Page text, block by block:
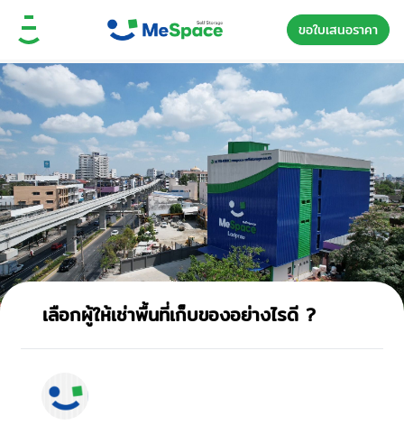
ขอใบเสนอราคา
เลือกผู้ให้เช่าพื้นที่เก็บของอย่างไรดี ?